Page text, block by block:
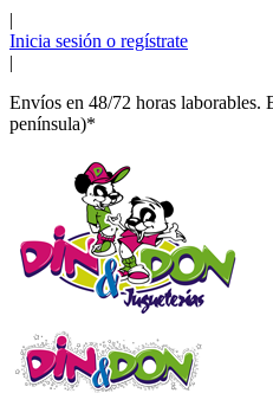
|
Inicia sesión o regístrate
|
Envíos en 48/72 horas laborables.
península)*